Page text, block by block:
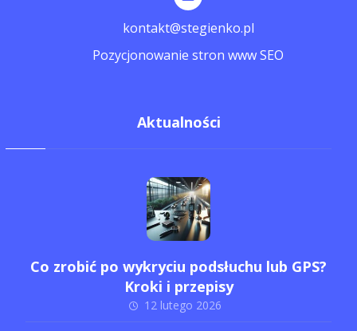
kontakt@stegienko.pl
Pozycjonowanie stron www SEO
Aktualności
Co zrobić po wykryciu podsłuchu lub GPS?
Kroki i przepisy
12 lutego 2026